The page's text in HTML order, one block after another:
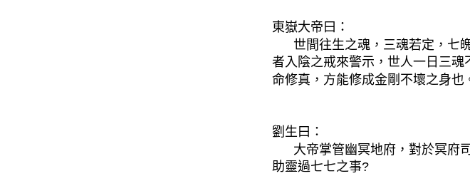
東嶽大帝曰：
世間往生之魂，三魂若定，七
者入陰之戒來警示，世人一日三
命修真，方能修成金剛不壞之身也
劉生曰：
大帝掌管幽冥地府，對於冥府
助靈過七七之事?